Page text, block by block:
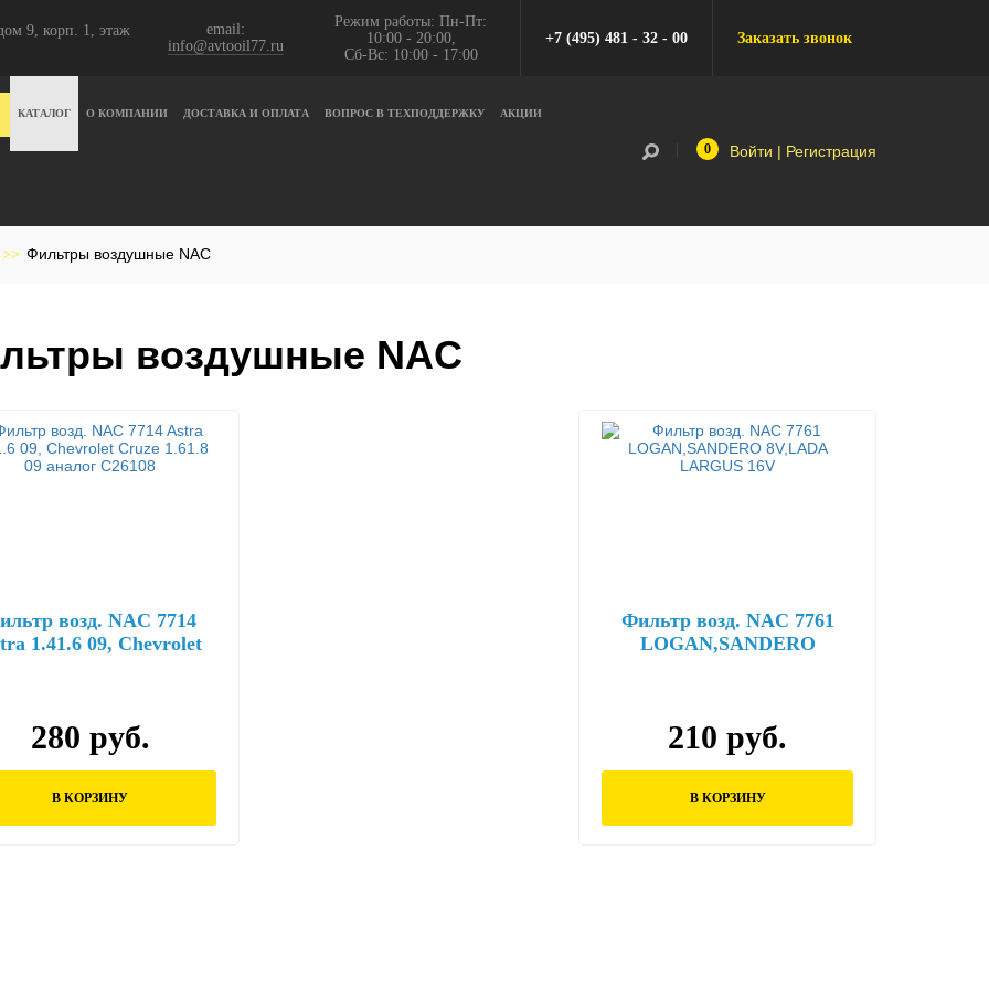
9, корп. 1, этаж
email:
info@avtooil77.ru
Режим работы: Пн-Пт:
10:00 - 20:00,
Сб-Вс: 10:00 - 17:00
+7 (495) 481 - 32 - 00 Заказать звонок
КАТАЛОГ О КОМПАНИИ ДОСТАВКА И ОПЛАТА ВОПРОС В ТЕХПОДДЕРЖКУ АКЦИИ
0 Войти | Регистрация
>> Фильтры воздушные NAC
воздушные NAC
возд. NAC 7714
1.41.6 09, Chevrolet
280 руб.
В КОРЗИНУ
Фильтр возд. NAC 7761
LOGAN,SANDERO
210 руб.
В КОРЗИНУ